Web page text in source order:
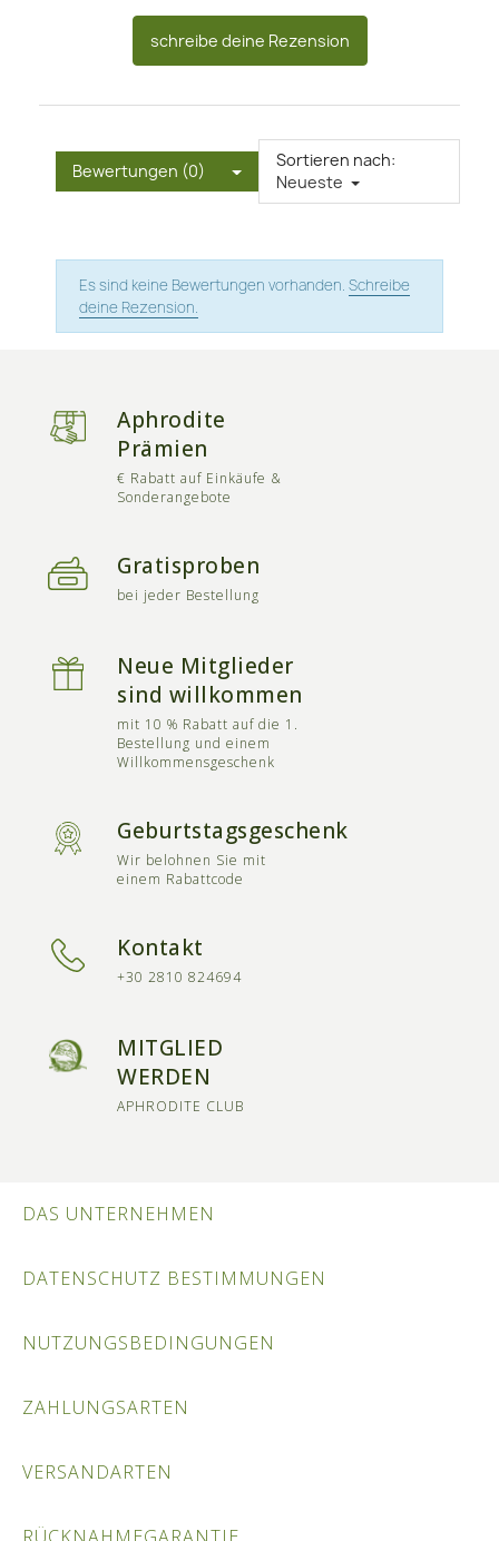
schreibe deine Rezension
Bewertungen (0)
Sortieren nach:
Neueste
Es sind keine Bewertungen vorhanden. Schreibe
deine Rezension.
Aphrodite
Prämien
€ Rabatt auf Einkäufe &
Sonderangebote
Gratisproben
bei jeder Bestellung
Neue Mitglieder
sind willkommen
mit 10 % Rabatt auf die 1.
Bestellung und einem
Willkommensgeschenk
Geburtstagsgeschenk
Wir belohnen Sie mit
einem Rabattcode
Kontakt
+30 2810 824694
MITGLIED
WERDEN
APHRODITE CLUB
DAS UNTERNEHMEN
DATENSCHUTZ BESTIMMUNGEN
NUTZUNGSBEDINGUNGEN
ZAHLUNGSARTEN
VERSANDARTEN